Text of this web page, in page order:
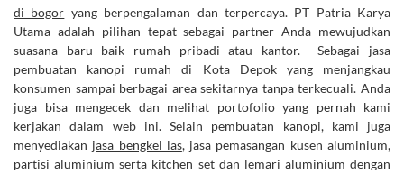
di bogor yang berpengalaman dan terpercaya. PT Patria Karya
Utama adalah pilihan tepat sebagai partner Anda mewujudkan
suasana baru baik rumah pribadi atau kantor. Sebagai jasa
pembuatan kanopi rumah di Kota Depok yang menjangkau
konsumen sampai berbagai area sekitarnya tanpa terkecuali. Anda
juga bisa mengecek dan melihat portofolio yang pernah kami
kerjakan dalam web ini. Selain pembuatan kanopi, kami juga
menyediakan jasa bengkel las, jasa pemasangan kusen aluminium,
partisi aluminium serta kitchen set dan lemari aluminium dengan